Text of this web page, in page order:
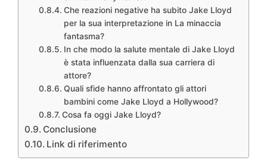
Che reazioni negative ha subito Jake Lloyd
per la sua interpretazione in La minaccia
fantasma?
In che modo la salute mentale di Jake Lloyd
è stata influenzata dalla sua carriera di
attore?
Quali sfide hanno affrontato gli attori
bambini come Jake Lloyd a Hollywood?
Cosa fa oggi Jake Lloyd?
Conclusione
Link di riferimento